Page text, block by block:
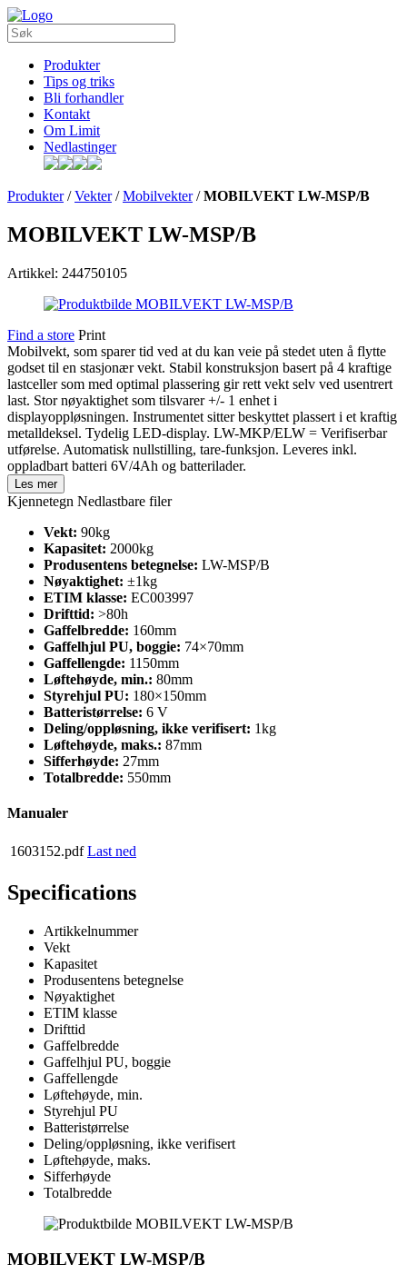
Produkter
Tips og triks
Bli forhandler
Kontakt
Om Limit
Nedlastinger
Produkter/Vekter/Mobilvekter/MOBILVEKT LW-MSP/B
MOBILVEKT LW-MSP/B
Artikkel: 244750105
Find a store Print
Mobilvekt, som sparer tid ved at du kan veie på stedet uten å flytte
godset til en stasjonær vekt. Stabil konstruksjon basert på 4 kraftige
lastceller som med optimal plassering gir rett vekt selv ved usentrert
last. Stor nøyaktighet som tilsvarer +/- 1 enhet i
displayoppløsningen. Instrumentet sitter beskyttet plassert i et kraftig
metalldeksel. Tydelig LED-display. LW-MKP/ELW = Verifiserbar
utførelse. Automatisk nullstilling, tare-funksjon. Leveres inkl.
oppladbart batteri 6V/4Ah og batterilader.
Les mer
Kjennetegn Nedlastbare filer
Vekt: 90kg
Kapasitet: 2000kg
Produsentens betegnelse: LW-MSP/B
Nøyaktighet: ±1kg
ETIM klasse: EC003997
Drifttid: >80h
Gaffelbredde: 160mm
Gaffelhjul PU, boggie: 74×70mm
Gaffellengde: 1150mm
Løftehøyde, min.: 80mm
Styrehjul PU: 180×150mm
Batteristørrelse: 6 V
Deling/oppløsning, ikke verifisert: 1kg
Løftehøyde, maks.: 87mm
Sifferhøyde: 27mm
Totalbredde: 550mm
Manualer
1603152.pdf Last ned
Specifications
Artikkelnummer
Vekt
Kapasitet
Produsentens betegnelse
Nøyaktighet
ETIM klasse
Drifttid
Gaffelbredde
Gaffelhjul PU, boggie
Gaffellengde
Løftehøyde, min.
Styrehjul PU
Batteristørrelse
Deling/oppløsning, ikke verifisert
Løftehøyde, maks.
Sifferhøyde
Totalbredde
MOBILVEKT LW-MSP/B